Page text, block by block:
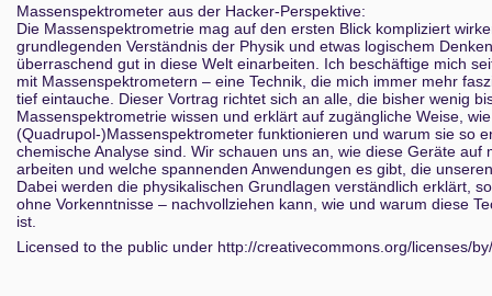
Massenspektrometer aus der Hacker-Perspektive:
Die Massenspektrometrie mag auf den ersten Blick kompliziert
grundlegenden Verständnis der Physik und etwas logischem
überraschend gut in diese Welt einarbeiten. Ich beschäftige mich
mit Massenspektrometern – eine Technik, die mich immer mehr
tief eintauche. Dieser Vortrag richtet sich an alle, die bisher wenig
Massenspektrometrie wissen und erklärt auf zugängliche Weise, wie
(Quadrupol-)Massenspektrometer funktionieren und warum sie so
chemische Analyse sind. Wir schauen uns an, wie diese Geräte auf
arbeiten und welche spannenden Anwendungen es gibt, die
Dabei werden die physikalischen Grundlagen verständlich erklärt,
ohne Vorkenntnisse – nachvollziehen kann, wie und warum diese
ist.
Licensed to the public under http://creativecommons.org/licenses/